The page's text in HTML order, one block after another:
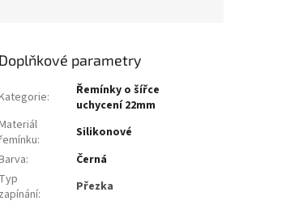
Doplňkové parametry
:
Řemínky o šířce
uchycení 22mm
:
Silikonové
:
Černá
Typ
zapínání:
Přezka